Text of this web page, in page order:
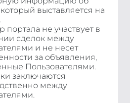
выставляется на
портала не участвует в
сделок между
и не несет
за объявления,
Пользователями.
заключаются
между